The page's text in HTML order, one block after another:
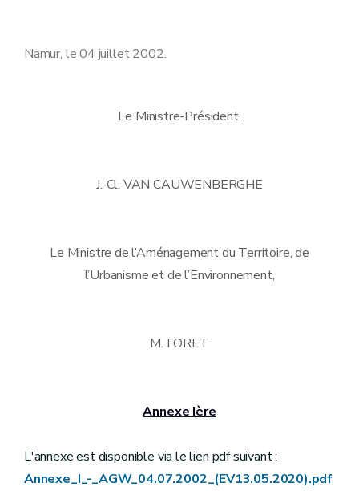
Namur, le 04 juillet 2002.
Le Ministre-Président,
J.-Cl. VAN CAUWENBERGHE
Le Ministre de l’Aménagement du Territoire, de
l’Urbanisme et de l’Environnement,
M. FORET
Annexe Ière
L'annexe est disponible via le lien pdf suivant :
Annexe_I_-_AGW_04.07.2002_(EV13.05.2020).pdf